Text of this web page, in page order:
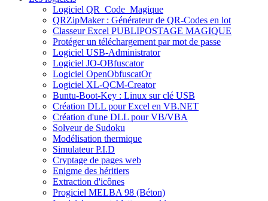
Logiciel QR_Code_Magique
QRZipMaker : Générateur de QR-Codes en lot
Classeur Excel PUBLIPOSTAGE MAGIQUE
Protéger un téléchargement par mot de passe
Logiciel USB-Administrator
Logiciel JO-OBfuscator
Logiciel OpenObfuscatOr
Logiciel XL-QCM-Creator
Buntu-Boot-Key : Linux sur clé USB
Création DLL pour Excel en VB.NET
Création d'une DLL pour VB/VBA
Solveur de Sudoku
Modélisation thermique
Simulateur P.I.D
Cryptage de pages web
Enigme des héritiers
Extraction d'icônes
Progiciel MELBA 98 (Béton)